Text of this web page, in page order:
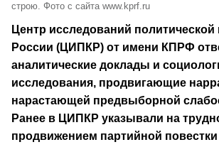
строю. Фото с сайта www.kprf.ru
Центр исследований политической
России (ЦИПКР) от имени КПРФ
аналитические доклады и
исследования, продвигающие
нарастающей предвыборной
Ранее в ЦИПКР указывали на
продвижением партийной